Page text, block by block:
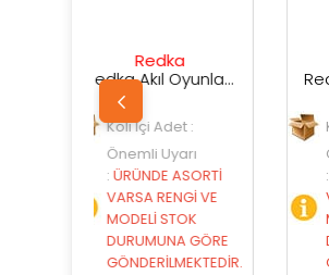
Koli İçi Adet :
Önemli Uyarı
:ÜRÜNDE ASORTİ
VARSA RENGİ VE
MODELİ STOK
DURUMUNA GÖRE
GÖNDERİLMEKTEDİR.